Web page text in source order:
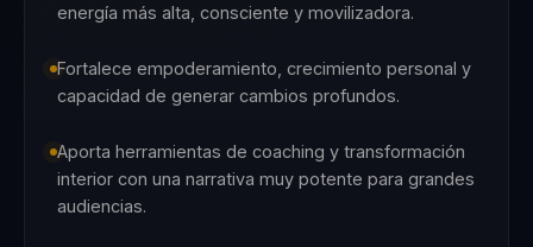
energía más alta, consciente y movilizadora.
Fortalece empoderamiento, crecimiento personal y
capacidad de generar cambios profundos.
Aporta herramientas de coaching y transformación
interior con una narrativa muy potente para grandes
audiencias.